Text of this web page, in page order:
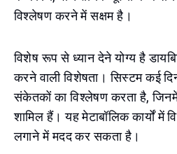
विश्लेषण करने में सक्षम है।
विशेष रूप से ध्यान देने योग्य है
करने वाली विशेषता। सिस्टम कई
संकेतकों का विश्लेषण करता है,
शामिल हैं। यह मेटाबॉलिक कार्यों में
लगाने में मदद कर सकता है।